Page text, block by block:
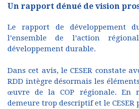
Un rapport dénué de vision
Le rapport de développement
l’ensemble de l’action
développement durable.
Dans cet avis, le CESER constate
RDD intègre désormais les
œuvre de la COP régionale. En
demeure trop descriptif et le